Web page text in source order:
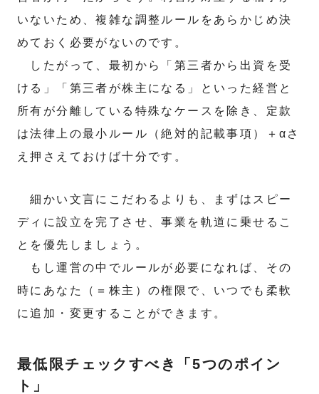
いないため、複雑な調整ルールをあらかじめ決
めておく必要がないのです。
したがって、最初から「第三者から出資を受
ける」「第三者が株主になる」といった経営と
所有が分離している特殊なケースを除き、定款
は法律上の最小ルール（絶対的記載事項）＋αさ
え押さえておけば十分です。
細かい文言にこだわるよりも、まずはスピー
ディに設立を完了させ、事業を軌道に乗せるこ
とを優先しましょう。
もし運営の中でルールが必要になれば、その
時にあなた（＝株主）の権限で、いつでも柔軟
に追加・変更することができます。
最低限チェックすべき「5つのポイン
ト」